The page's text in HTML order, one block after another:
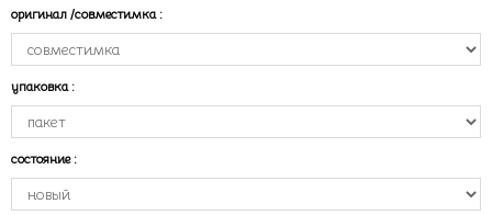
оригинал /совместимка :
упаковка :
состояние :